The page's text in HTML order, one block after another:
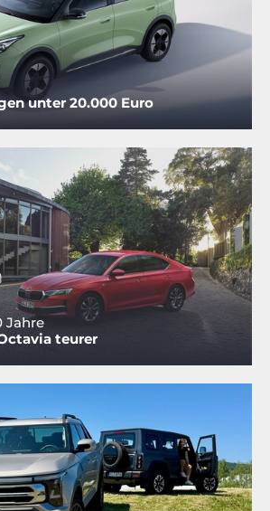
unter 20.000 Euro
Jahre
teurer